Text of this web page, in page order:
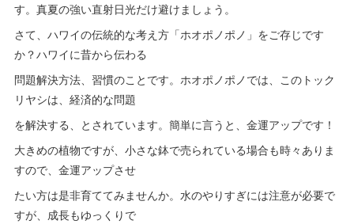
す。真夏の強い直射日光だけ避けましょう。
さて、ハワイの伝統的な考え方「ホオポノポノ」をご存じです
か？ハワイに昔から伝わる
問題解決方法、習慣のことです。ホオポノポノでは、このトック
リヤシは、経済的な問題
を解決する、とされています。簡単に言うと、金運アップです！
大きめの植物ですが、小さな鉢で売られている場合も時々ありま
すので、金運アップさせ
たい方は是非育ててみませんか。水のやりすぎには注意が必要で
すが、成長もゆっくりで